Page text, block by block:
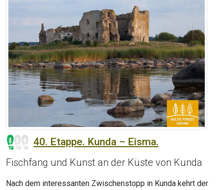
40. Etappe. Kunda – Eisma.
Fischfang und Kunst an der Küste von Kunda
Nach dem interessanten Zwischenstopp in Kunda kehrt der